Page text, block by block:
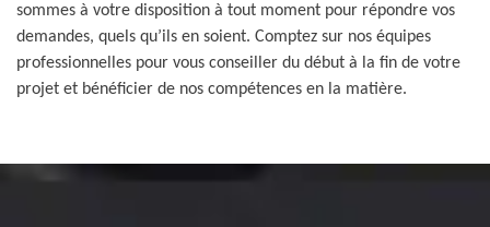
sommes à votre disposition à tout moment pour répondre vos
demandes, quels qu’ils en soient. Comptez sur nos équipes
professionnelles pour vous conseiller du début à la fin de votre
projet et bénéficier de nos compétences en la matière.